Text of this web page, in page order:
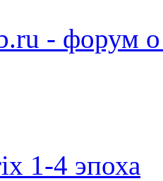
- форум
1-4 эпоха